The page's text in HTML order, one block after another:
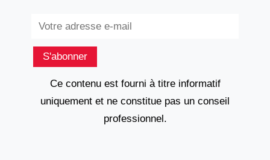
S'abonner
Ce contenu est fourni à titre informatif
uniquement et ne constitue pas un conseil
professionnel.